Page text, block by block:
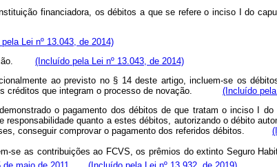
financiadora, os débitos a que se refere o inciso I do
Lei nº 13.043, de 2014)
(Incluído pela Lei nº 13.043, de 2014)
ao previsto no § 14 deste artigo, incluem-se os
créditos que integram o processo de novação. (Incluído
o pagamento dos débitos de que tratam o inciso I do
quanto a estes débitos, autorizando o débito
conseguir comprovar o pagamento dos referidos débitos.
se as contribuições ao FCVS, os prêmios do extinto Seguro